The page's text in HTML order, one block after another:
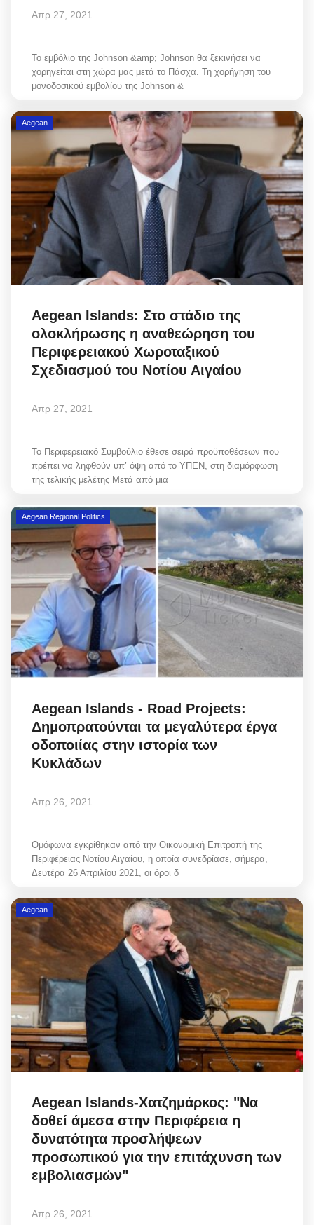
Απρ 27, 2021
Το εμβόλιο της Johnson &amp; Johnson θα ξεκινήσει να
χορηγείται στη χώρα μας μετά το Πάσχα. Τη χορήγηση του
μονοδοσικού εμβολίου της Johnson &
Aegean
Aegean Islands: Στο στάδιο της
ολοκλήρωσης η αναθεώρηση του
Περιφερειακού Χωροταξικού
Σχεδιασμού του Νοτίου Αιγαίου
Απρ 27, 2021
Το Περιφερειακό Συμβούλιο έθεσε σειρά προϋποθέσεων που
πρέπει να ληφθούν υπ’ όψη από το ΥΠΕΝ, στη διαμόρφωση
της τελικής μελέτης Μετά από μια
Aegean Regional Politics
Aegean Islands - Road Projects:
Δημοπρατούνται τα μεγαλύτερα έργα
οδοποιίας στην ιστορία των
Κυκλάδων
Απρ 26, 2021
Ομόφωνα εγκρίθηκαν από την Οικονομική Επιτροπή της
Περιφέρειας Νοτίου Αιγαίου, η οποία συνεδρίασε, σήμερα,
Δευτέρα 26 Απριλίου 2021, οι όροι δ
Aegean
Aegean Islands-Χατζημάρκος: "Να
δοθεί άμεσα στην Περιφέρεια η
δυνατότητα προσλήψεων
προσωπικού για την επιτάχυνση των
εμβολιασμών"
Απρ 26, 2021